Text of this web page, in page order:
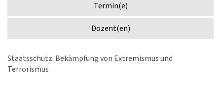
Termin(e)
Dozent(en)
Staatsschutz. Bekämpfung von Extremismus und
Terrorismus